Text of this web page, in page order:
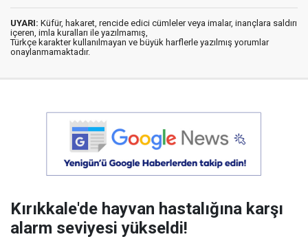
UYARI: Küfür, hakaret, rencide edici cümleler veya imalar, inançlara saldırı
içeren, imla kuralları ile yazılmamış,
Türkçe karakter kullanılmayan ve büyük harflerle yazılmış yorumlar
onaylanmamaktadır.
Kırıkkale'de hayvan hastalığına karşı
alarm seviyesi yükseldi!